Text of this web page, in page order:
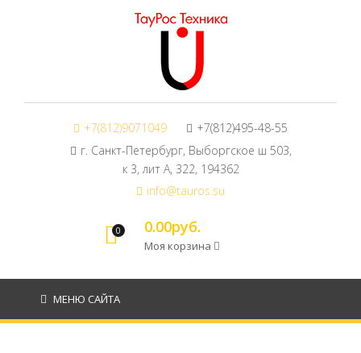
+7(812)9071049
+7(812)495-48-55
г. Санкт-Петербург, Выборгское ш 503,
к 3, лит А, 322, 194362
info@tauros.su
0 0.00руб.
Моя корзина
МЕНЮ САЙТА